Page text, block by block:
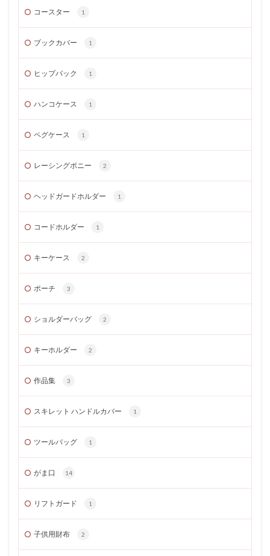
コースター 1
ブックカバー 1
ヒップバック 1
ハンコケース 1
ペグケース 1
レーシングポニー 2
ヘッドガードホルダー 1
コードホルダー 1
キーケース 2
ポーチ 3
ショルダーバッグ 2
キーホルダー 2
作品集 3
スキレット ハンドルカバー 1
ツールバッグ 1
がま口 14
リフトガード 1
子供用財布 2